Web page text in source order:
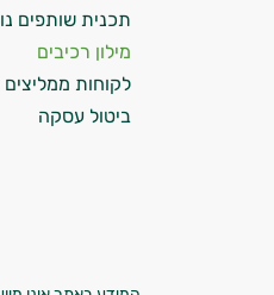
תכנית שותפים
מילון רכיבים
לקוחות ממליצים
ביטול עסקה